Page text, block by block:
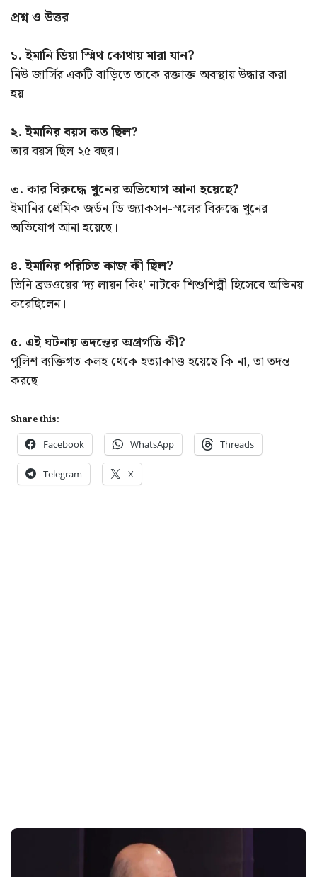
প্রশ্ন ও উত্তর
১. ইমানি ডিয়া স্মিথ কোথায় মারা যান?
নিউ জার্সির একটি বাড়িতে তাকে রক্তাক্ত অবস্থায় উদ্ধার করা
হয়।
২. ইমানির বয়স কত ছিল?
তার বয়স ছিল ২৫ বছর।
৩. কার বিরুদ্ধে খুনের অভিযোগ আনা হয়েছে?
ইমানির প্রেমিক জর্ডন ডি জ্যাকসন-স্মলের বিরুদ্ধে খুনের
অভিযোগ আনা হয়েছে।
৪. ইমানির পরিচিত কাজ কী ছিল?
তিনি ব্রডওয়ের ‘দ্য লায়ন কিং’ নাটকে শিশুশিল্পী হিসেবে অভিনয়
করেছিলেন।
৫. এই ঘটনায় তদন্তের অগ্রগতি কী?
পুলিশ ব্যক্তিগত কলহ থেকে হত্যাকাণ্ড হয়েছে কি না, তা তদন্ত
করছে।
Share this:
Facebook WhatsApp Threads
Telegram X